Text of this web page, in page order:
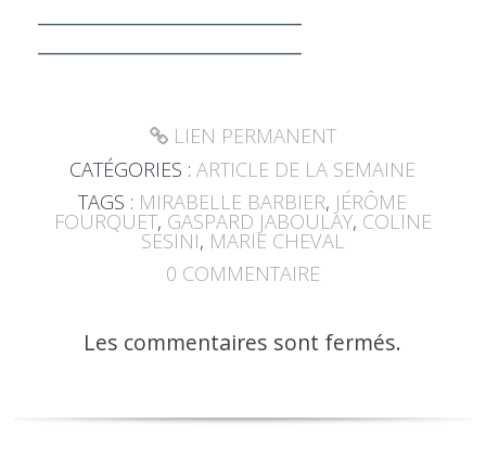
LIEN PERMANENT
CATÉGORIES :ARTICLE DE LA SEMAINE
TAGS : MIRABELLE BARBIER, JÉRÔME
FOURQUET, GASPARD JABOULAY, COLINE
SESINI, MARIE CHEVAL
0 COMMENTAIRE
Les commentaires sont fermés.